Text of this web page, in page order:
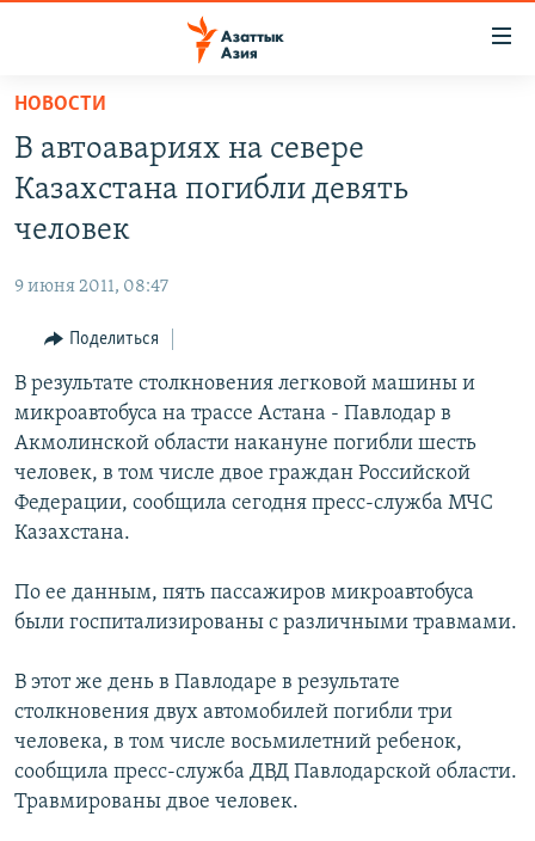
Вернуться
основному
содержанию
главной
Вернутся
поиску
ТАДЖИКИСТАН
КЫРГЫЗЧА
ЎЗБЕКЧА
ТОҶИКӢ
TÜRKMENÇE
Все сайты РСЕ/РС
НОВОСТИ
В автоавариях на севере
Казахстана погибли девять
человек
9 июня 2011, 08:47
Поделиться
В результате столкновения легковой машины и
микроавтобуса на трассе Астана - Павлодар в
Акмолинской области накануне погибли шесть
человек, в том числе двое граждан Российской
Федерации, сообщила сегодня пресс-служба МЧС
Казахстана.
По ее данным, пять пассажиров микроавтобуса
были госпитализированы с различными травмами.
В этот же день в Павлодаре в результате
столкновения двух автомобилей погибли три
человека, в том числе восьмилетний ребенок,
сообщила пресс-служба ДВД Павлодарской области.
Травмированы двое человек.